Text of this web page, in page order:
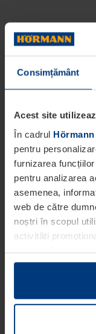
Consimțământ
Acest site
În cadrul
pentru
furnizarea
pentru analizarea
asemenea,
web de către
noștri în scopul
activități
partenerii noștri
date pe care
acestora ori care
Din punct de
dispozitivul